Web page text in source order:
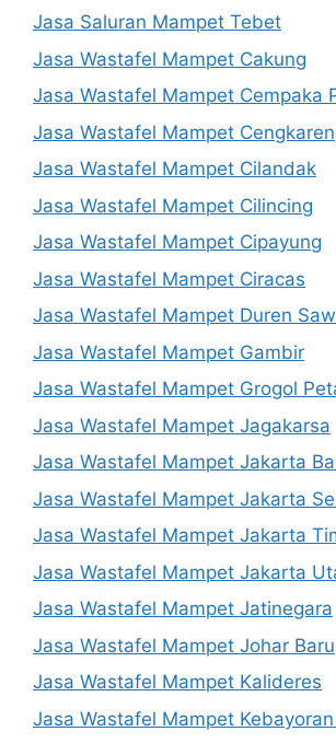
Jasa Saluran Mampet Tebet
Jasa Wastafel Mampet Cakung
Jasa Wastafel Mampet Cempaka
Jasa Wastafel Mampet
Jasa Wastafel Mampet Cilandak
Jasa Wastafel Mampet Cilincing
Jasa Wastafel Mampet Cipayung
Jasa Wastafel Mampet Ciracas
Jasa Wastafel Mampet Duren
Jasa Wastafel Mampet Gambir
Jasa Wastafel Mampet Grogol
Jasa Wastafel Mampet Jagakarsa
Jasa Wastafel Mampet Jakarta
Jasa Wastafel Mampet Jakarta
Jasa Wastafel Mampet Jakarta
Jasa Wastafel Mampet Jakarta
Jasa Wastafel Mampet Jatinegara
Jasa Wastafel Mampet Johar Baru
Jasa Wastafel Mampet Kalideres
Jasa Wastafel Mampet